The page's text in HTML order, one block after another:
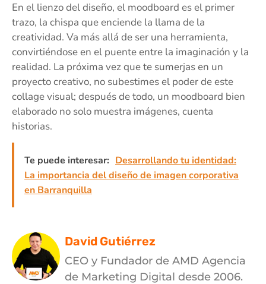
En el lienzo del diseño, el moodboard es el primer
trazo, la chispa que enciende la llama de la
creatividad. Va más allá de ser una herramienta,
convirtiéndose en el puente entre la imaginación y la
realidad. La próxima vez que te sumerjas en un
proyecto creativo, no subestimes el poder de este
collage visual; después de todo, un moodboard bien
elaborado no solo muestra imágenes, cuenta
historias.
Te puede interesar: Desarrollando tu identidad:
La importancia del diseño de imagen corporativa
en Barranquilla
David Gutiérrez
CEO y Fundador de AMD Agencia
de Marketing Digital desde 2006.